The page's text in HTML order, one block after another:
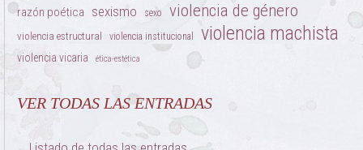
razón poética sexismo sexo violencia de género
violencia estructural violencia institucional violencia machista
violencia vicaria ética-estética
VER TODAS LAS ENTRADAS